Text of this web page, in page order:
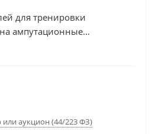
для тренировки
ампутационные
демонстрировать
или аукцион (44/223 ФЗ)